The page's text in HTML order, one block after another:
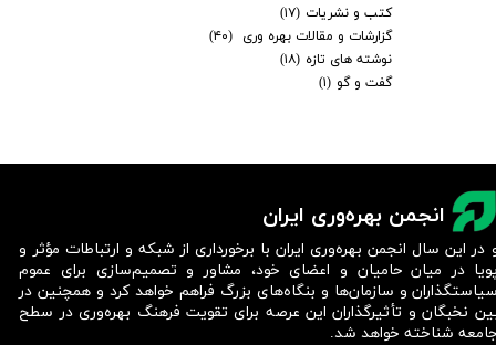
کتب و نشریات (۱۷)
گزارشات و مقالات بهره وری
(۴۰)
نوشته های تازه (۱۸)
گفت و گو (۱)
انجمن بهره‌وری ایران
در این سال انجمن بهره‌وری ایران با برخورداری از شبکه و ارتباطات مؤثر و
در میان حامیان و اعضای خود، مشاور و تصمیم‌سازی برای عموم
و سازمان‌ها و بنگاه‌های بزرگ فراهم خواهد کرد و همچنین در
نخبگان و تأثیرگذاران این عرصه برای تقویت فرهنگ بهره‌وری در سطح
شناخته خواهد شد.​​​​​​​